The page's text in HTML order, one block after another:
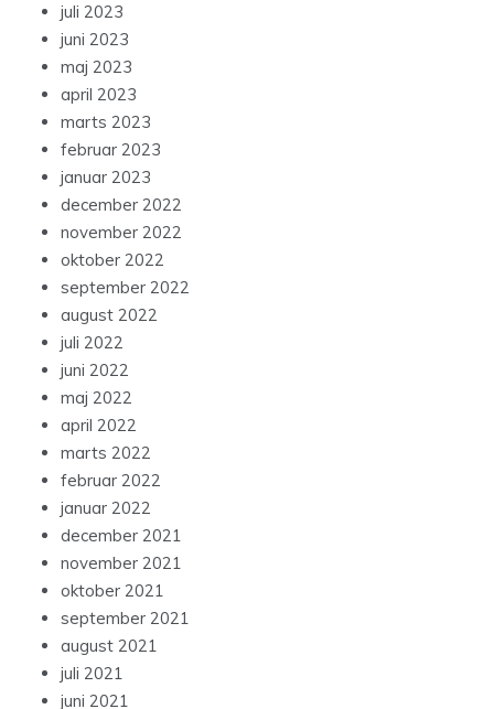
juli 2023
juni 2023
maj 2023
april 2023
marts 2023
februar 2023
januar 2023
december 2022
november 2022
oktober 2022
september 2022
august 2022
juli 2022
juni 2022
maj 2022
april 2022
marts 2022
februar 2022
januar 2022
december 2021
november 2021
oktober 2021
september 2021
august 2021
juli 2021
juni 2021